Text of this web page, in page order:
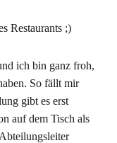
Restaurants ;)
ich bin ganz froh,
So fällt mir
gibt es erst
auf dem Tisch als